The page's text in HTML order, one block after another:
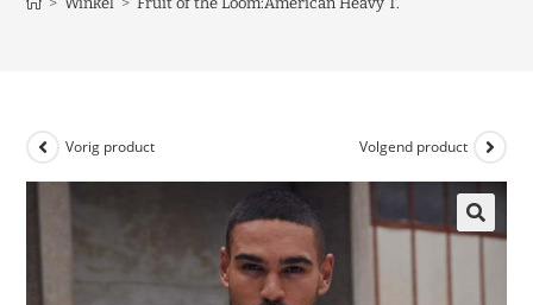
Vorig product Volgend product